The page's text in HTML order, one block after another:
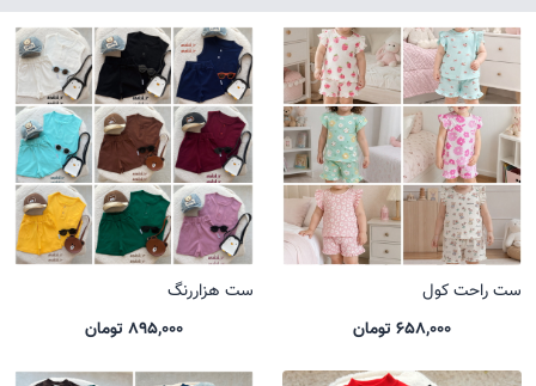
ست راحت کول
658,000 تومان
ست هزاررنگ
895,000 تومان